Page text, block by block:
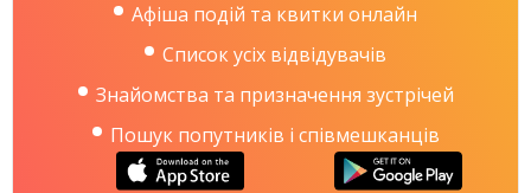
Афіша подій та квитки онлайн
Список усіх відвідувачів
Знайомства та призначення зустрічей
Пошук попутників і співмешканців